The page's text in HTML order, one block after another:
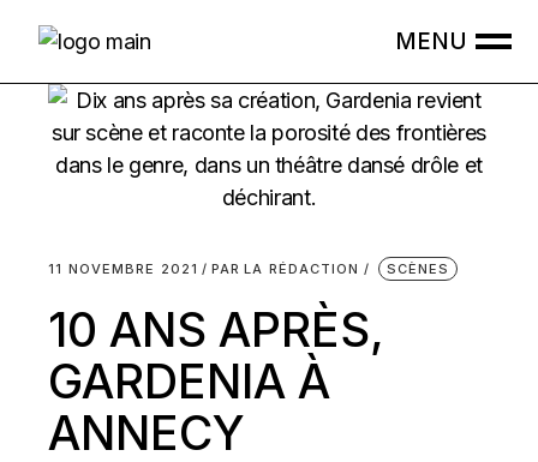
11 NOVEMBRE 2021 PAR LA RÉDACTION SCÈNES
10 ANS APRÈS,
GARDENIA À
ANNECY